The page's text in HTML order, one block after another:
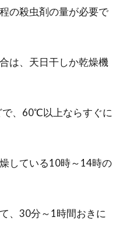
。そうした方に人気の布団クリ
ドを置く「和モダン」レ
ダン」という言葉を聞いた事が
。最近、和室にベッドを置いて
トで雰囲気UP！ledにす
の殺虫剤の量が必要で
は、天日干しか乾燥機
、60℃以上ならすぐに
している10時～14時の
、30分～1時間おきに